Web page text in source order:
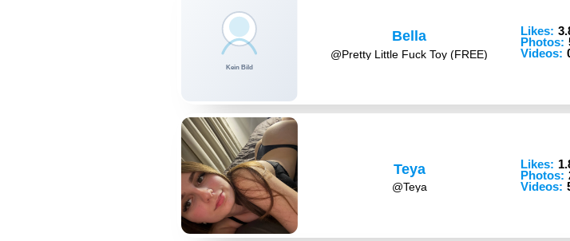
Bella
@Pretty Little Fuck Toy (FREE)
Likes:
Photos:
Videos:
Teya
@Teya
Likes:
Photos:
Videos: